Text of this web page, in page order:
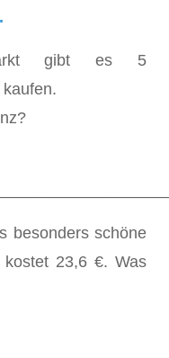
gibt es 5
besonders schöne
23,6 €. Was